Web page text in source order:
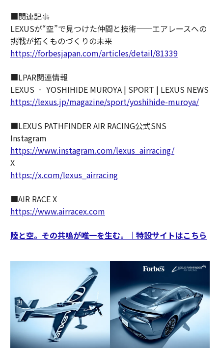
■関連記事
LEXUSが“空”で見つけた仲間と技術──エアレースへの
挑戦が拓くものづくりの未来
https://forbesjapan.com/articles/detail/81339
■LPAR関連情報
LEXUS ‐ YOSHIHIDE MUROYA | SPORT | LEXUS NEWS
https://lexus.jp/magazine/sport/yoshihide-muroya/
■LEXUS PATHFINDER AIR RACING公式SNS
Instagram
https://www.instagram.com/lexus_airracing/
X
https://x.com/lexus_airracing
■AIR RACE X
https://www.airracex.com
陸と空。その共鳴が唯一を生む。｜特設サイトはこちら